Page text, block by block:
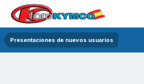
Presentaciones de nuevos usuarios